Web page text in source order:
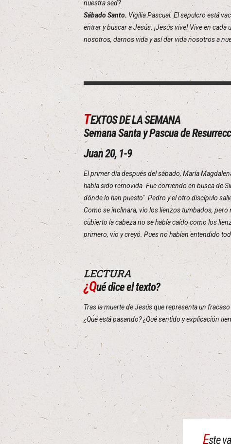
nuestra sed?
Sábado Santo.Vigilia Pascual. El sepulcro está
entrar y buscar a Jesús. ¡Jesús vive! Vive en
nosotros, darnos vida y así dar vida nosotros a
TEXTOS DE LA SEMANA
Semana Santa y Pascua de
Juan 20, 1-9
El primer día después del sábado, María
había sido removida. Fue corriendo en busca de
dónde lo han puesto". Pedro y el otro discípulo
Como se inclinara, vio los lienzos tumbados,
cubierto la cabeza no se había caído como los
primero, vio y creyó. Pues no habían entendido
LECTURA
¿Qué dice el texto?
Tras la muerte de Jesús que representa un
¿Qué está pasando? ¿Qué sentido y explicación
Este